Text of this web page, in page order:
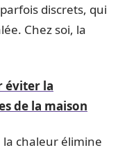
discrets, qui
Chez soi, la
éviter la
de la maison
la chaleur élimine